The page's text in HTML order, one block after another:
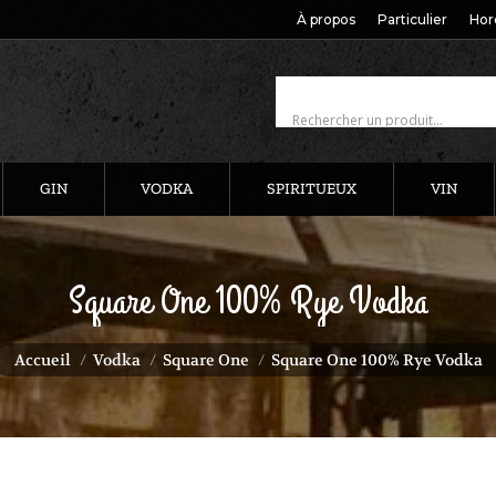
À propos Particulier
GIN VODKA SPIRITUEUX VIN
Square One 100% Rye Vodka
êtes ici :
Accueil Vodka Square One Square One 100% Rye Vodka